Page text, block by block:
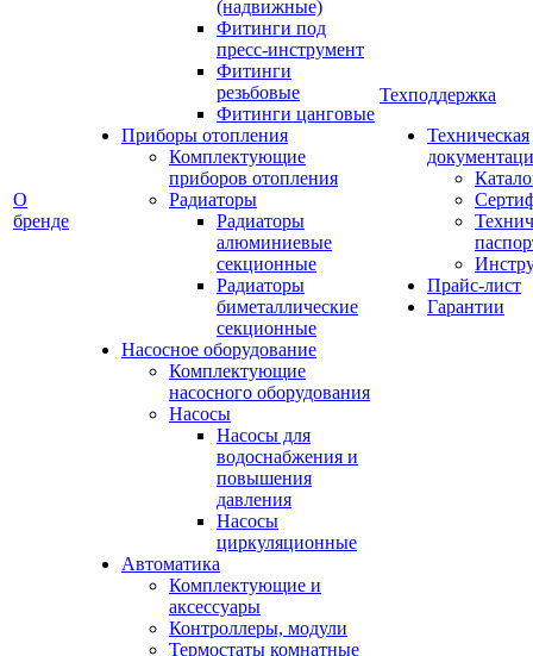
О
бренде
(надвижные)
Фитинги под
пресс-инструмент
Фитинги
резьбовые
Фитинги цанговые
Приборы отопления
Комплектующие
приборов отопления
Радиаторы
Радиаторы
алюминиевые
секционные
Радиаторы
биметаллические
секционные
Насосное оборудование
Комплектующие
насосного оборудования
Насосы
Насосы для
водоснабжения и
повышения
давления
Насосы
циркуляционные
Автоматика
Комплектующие и
аксессуары
Контроллеры, модули
Термостаты комнатные
Техподдержка
Техническая
Прайс-лист
Гарантии